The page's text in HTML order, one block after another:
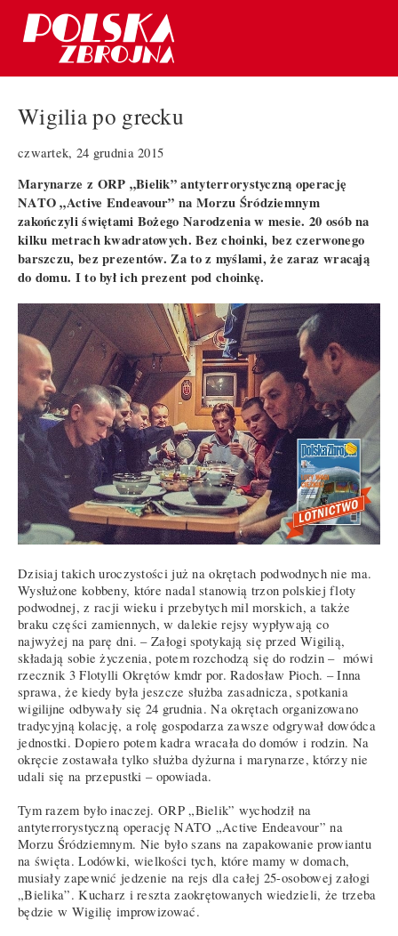
Wigilia po grecku
czwartek, 24 grudnia 2015
Marynarze z ORP „Bielik” antyterrorystyczną operację
NATO „Active Endeavour” na Morzu Śródziemnym
zakończyli świętami Bożego Narodzenia w mesie. 20 osób na
kilku metrach kwadratowych. Bez choinki, bez czerwonego
barszczu, bez prezentów. Za to z myślami, że zaraz wracają
do domu. I to był ich prezent pod choinkę.
Dzisiaj takich uroczystości już na okrętach podwodnych nie ma.
Wysłużone kobbeny, które nadal stanowią trzon polskiej floty
podwodnej, z racji wieku i przebytych mil morskich, a także
braku części zamiennych, w dalekie rejsy wypływają co
najwyżej na parę dni. – Załogi spotykają się przed Wigilią,
składają sobie życzenia, potem rozchodzą się do rodzin – mówi
rzecznik 3 Flotylli Okrętów kmdr por. Radosław Pioch. – Inna
sprawa, że kiedy była jeszcze służba zasadnicza, spotkania
wigilijne odbywały się 24 grudnia. Na okrętach organizowano
tradycyjną kolację, a rolę gospodarza zawsze odgrywał dowódca
jednostki. Dopiero potem kadra wracała do domów i rodzin. Na
okręcie zostawała tylko służba dyżurna i marynarze, którzy nie
udali się na przepustki – opowiada.
Tym razem było inaczej. ORP „Bielik” wychodził na
antyterrorystyczną operację NATO „Active Endeavour” na
Morzu Śródziemnym. Nie było szans na zapakowanie prowiantu
na święta. Lodówki, wielkości tych, które mamy w domach,
musiały zapewnić jedzenie na rejs dla całej 25-osobowej załogi
„Bielika”. Kucharz i reszta zaokrętowanych wiedzieli, że trzeba
będzie w Wigilię improwizować.